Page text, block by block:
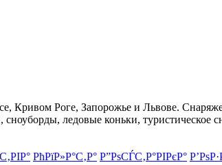
Роге, Запорожье и Львове.
ледовые коньки, туристическое
РћРїР»Р°С‚Р° Р”РѕСЃС‚Р°РІРєР°